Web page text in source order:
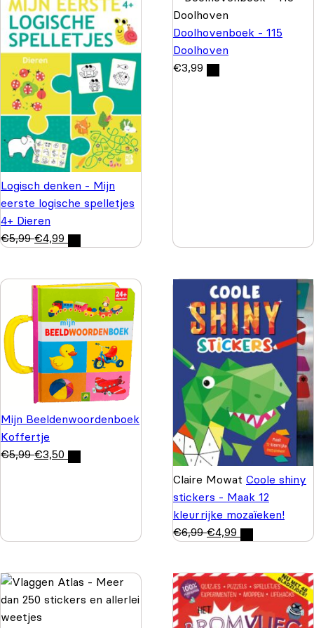
Logisch denken - Mijn
eerste logische spelletjes
4+ Dieren
€5,99 €4,99
Doolhovenboek - 115
Doolhoven
€3,99
Mijn Beeldenwoordenboek
Koffertje
€5,99 €3,50
Claire Mowat Coole shiny
stickers - Maak 12
kleurrijke mozaïeken!
€6,99 €4,99